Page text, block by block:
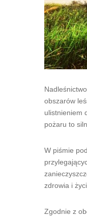
obszarów
ulistnieniem
pożaru to
W piśmie
zdrowia i
Zgodnie z